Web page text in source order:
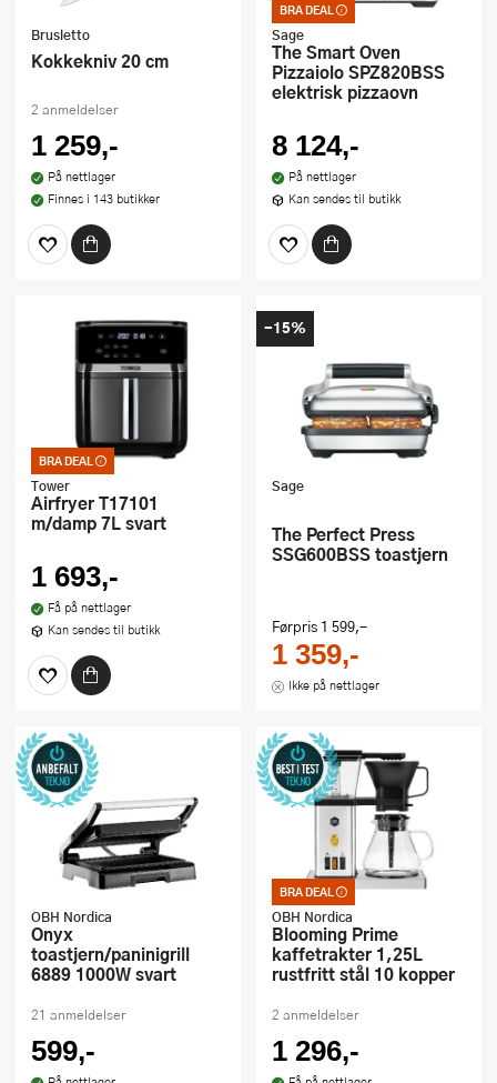
Brusletto
Kokkekniv 20 cm
2 anmeldelser
1 259,-
På nettlager
Finnes i 143 butikker
BRA DEAL
Bra deal – merkelappen
som garanterer et godt
kjøp. Kan ikke kombineres
med kuponger eller andre
tilbud
Sage
The Smart Oven
Pizzaiolo SPZ820BSS
elektrisk pizzaovn
8 124,-
På nettlager
Kan sendes til butikk
BRA DEAL
Bra deal – merkelappen
som garanterer et godt
kjøp. Kan ikke kombineres
med kuponger eller andre
tilbud
Tower
Airfryer T17101
m/damp 7L svart
1 693,-
Få på nettlager
Kan sendes til butikk
Sage
The Perfect Press
SSG600BSS toastjern
Førpris 1 599,-
1 359,-
Ikke på nettlager
-15%
OBH Nordica
Onyx
toastjern/paninigrill
6889 1000W svart
21 anmeldelser
599,-
BRA DEAL
Bra deal – merkelappen
som garanterer et godt
kjøp. Kan ikke kombineres
med kuponger eller andre
tilbud
OBH Nordica
Blooming Prime
kaffetrakter 1,25L
rustfritt stål 10 kopper
2 anmeldelser
1 296,-